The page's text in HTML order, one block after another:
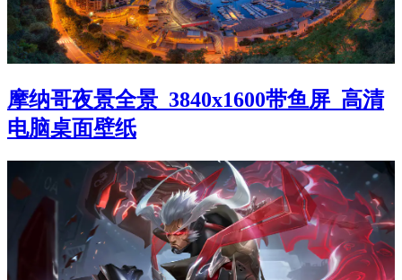
摩纳哥夜景全景_3840x1600带鱼屏_高清
电脑桌面壁纸